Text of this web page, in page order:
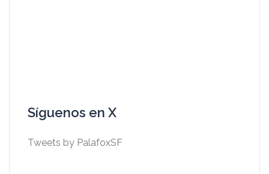
Síguenos en X
Tweets by PalafoxSF